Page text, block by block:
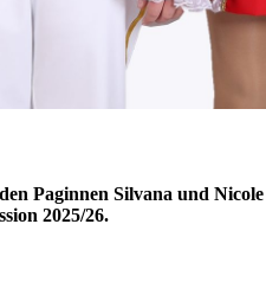
Paginnen Silvana und Nicole
2025/26.